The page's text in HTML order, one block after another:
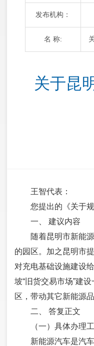
发布机构：
名 称:
关于昆
王智代表：
您提出的《关于
一、 建议内容
随着昆明市新能
的园区。加之昆明市
对充电基础设施建设
坡“旧货交易市场”建
区，带动其它新能源
二、 答复正文
（一）具体办理
新能源汽车是汽